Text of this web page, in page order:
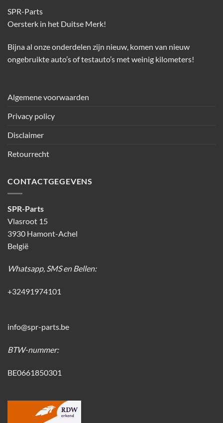
SPR-Parts
Oersterk in het Duitse Merk!
Bijna al onze onderdelen zijn nieuw, komen van nieuw
ongebruikte auto’s of testauto’s met weinig kilometers!
Algemene voorwaarden
Privacy policy
Disclaimer
Retourrecht
CONTACTGEGEVENS
SPR-Parts
Vlasroot 15
3930 Hamont-Achel
België
Whatsapp, SMS en Bellen:
+32491974101
info@spr-parts.be
BTW-nummer:
BE0661850301